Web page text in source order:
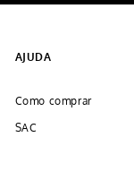
AJUDA
Como comprar
SAC